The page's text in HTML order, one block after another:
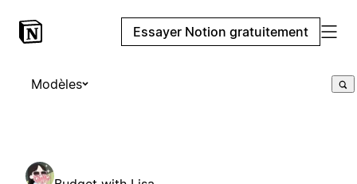
Essayer Notion gratuitement
Modèles